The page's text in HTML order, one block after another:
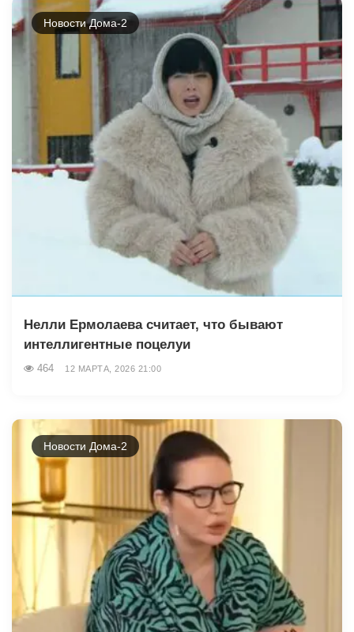
Новости Дома-2
Нелли Ермолаева считает, что бывают
интеллигентные поцелуи
464 12 МАРТА, 2026 21:00
Новости Дома-2